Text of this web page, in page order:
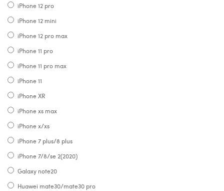
iPhone 12 pro
iPhone 12 mini
iPhone 12 pro max
iPhone 11 pro
iPhone 11 pro max
iPhone 11
iPhone XR
iPhone xs max
iPhone x/xs
iPhone 7 plus/8 plus
iPhone 7/8/se 2(2020)
Galaxy note20
Huawei mate30/mate30 pro